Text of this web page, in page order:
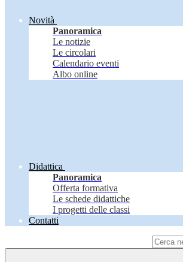
Novità
Panoramica
Le notizie
Le circolari
Calendario eventi
Albo online
Didattica
Panoramica
Offerta formativa
Le schede didattiche
I progetti delle classi
Contatti